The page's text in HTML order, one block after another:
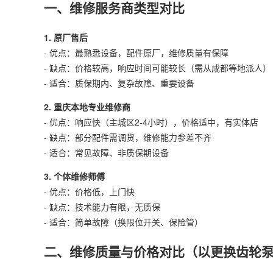
一、维修服务商类型对比
1. 原厂售后
- 优点：最熟悉设备，配件原厂，维修质量有保障
- 缺点：价格较高，响应时间可能较长（需从成都等地派人）
- 适合：质保期内、复杂故障、重要设备
2. 重庆本地专业维修商
- 优点：响应快（主城区2-4小时），价格适中，有实体店
- 缺点：部分配件需调货，维修能力参差不齐
- 适合：常见故障、非质保期设备
3. 个体维修师傅
- 优点：价格低，上门快
- 缺点：技术能力有限，无质保
- 适合：简单故障（换限位开关、保险管）
二、维修质量与价格对比（以更换齿轮